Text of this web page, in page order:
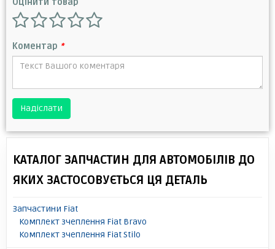
Коментар *
Надіслати
КАТАЛОГ ЗАПЧАСТИН ДЛЯ АВТОМОБІЛІВ ДО
ЯКИХ ЗАСТОСОВУЄТЬСЯ ЦЯ ДЕТАЛЬ
Запчастини Fiat
Комплект зчеплення Fiat Bravo
Комплект зчеплення Fiat Stilo